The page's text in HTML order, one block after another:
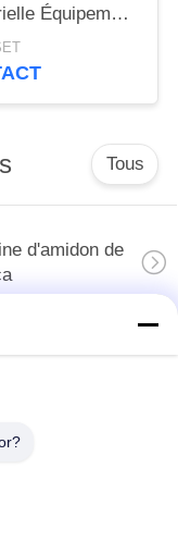
Équipement
de
à grande
Tous
d'amidon de
de
manioc